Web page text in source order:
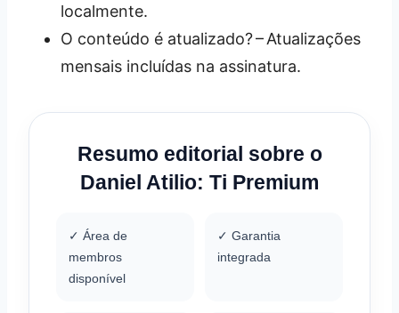
localmente.
O conteúdo é atualizado? – Atualizações
mensais incluídas na assinatura.
Resumo editorial sobre o
Daniel Atilio: Ti Premium
✓ Área de
membros
disponível
✓ Garantia
integrada